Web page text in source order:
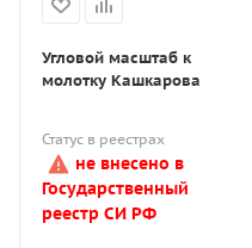
Угловой масштаб к
молотку Кашкарова
Статус в реестрах
не внесено в
Государственный
реестр СИ РФ